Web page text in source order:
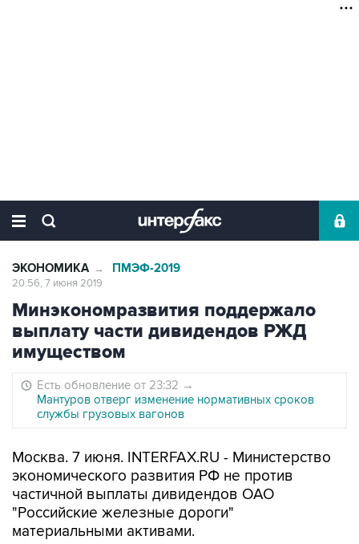
ЭКОНОМИКА → ПМЭФ-2019
20:56, 7 июня 2019
Минэкономразвития поддержало
выплату части дивидендов РЖД
имуществом
Есть обновление от 23:32 →
Мантуров отверг изменение нормативных сроков
службы грузовых вагонов
Москва. 7 июня. INTERFAX.RU - Министерство
экономического развития РФ не против
частичной выплаты дивидендов ОАО
"Российские железные дороги"
материальными активами.